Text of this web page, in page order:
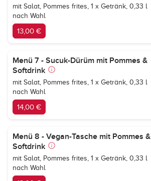
mit Salat, Pommes frites, 1 x Getränk, 0,33 l
nach Wahl
13,00 €
Menü 7 - Sucuk-Dürüm mit Pommes &
Softdrink
mit Salat, Pommes frites, 1 x Getränk, 0,33 l
nach Wahl
14,00 €
Menü 8 - Vegan-Tasche mit Pommes &
Softdrink
mit Salat, Pommes frites, 1 x Getränk, 0,33 l
nach Wahl